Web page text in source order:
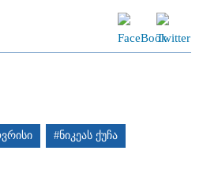
#ნიკეას ქუჩა